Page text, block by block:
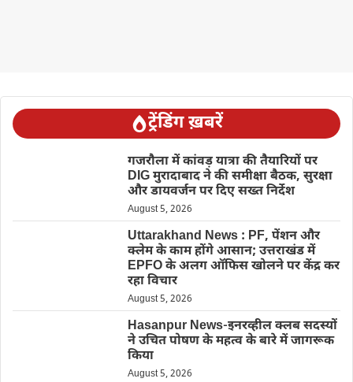
ट्रेंडिंग ख़बरें
गजरौला में कांवड़ यात्रा की तैयारियों पर
DIG मुरादाबाद ने की समीक्षा बैठक, सुरक्षा
और डायवर्जन पर दिए सख्त निर्देश
August 5, 2026
Uttarakhand News : PF, पेंशन और
क्लेम के काम होंगे आसान; उत्तराखंड में
EPFO के अलग ऑफिस खोलने पर केंद्र कर
रहा विचार
August 5, 2026
Hasanpur News-इनरव्हील क्लब सदस्यों
ने उचित पोषण के महत्व के बारे में जागरूक
किया
August 5, 2026